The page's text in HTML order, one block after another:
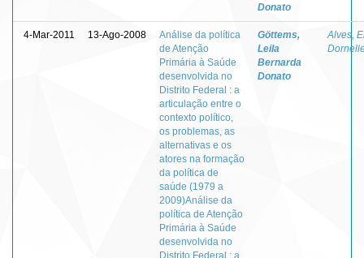
Donato
4-Mar-2011 13-Ago-2008
Análise da política
de Atenção
Primária à Saúde
desenvolvida no
Distrito Federal : a
articulação entre o
contexto político,
os problemas, as
alternativas e os
atores na formação
da política de
saúde (1979 a
2009)Análise da
política de Atenção
Primária à Saúde
desenvolvida no
Distrito Federal : a
Göttems,
Leila
Bernarda
Donato
Alves,